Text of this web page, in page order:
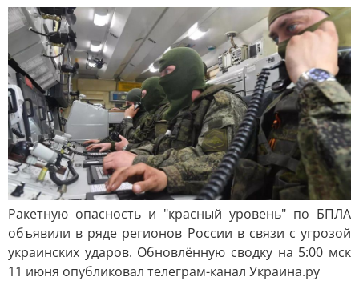
Ракетную опасность и "красный уровень" по БПЛА
объявили в ряде регионов России в связи с угрозой
украинских ударов. Обновлённую сводку на 5:00 мск
11 июня опубликовал телеграм-канал Украина.ру